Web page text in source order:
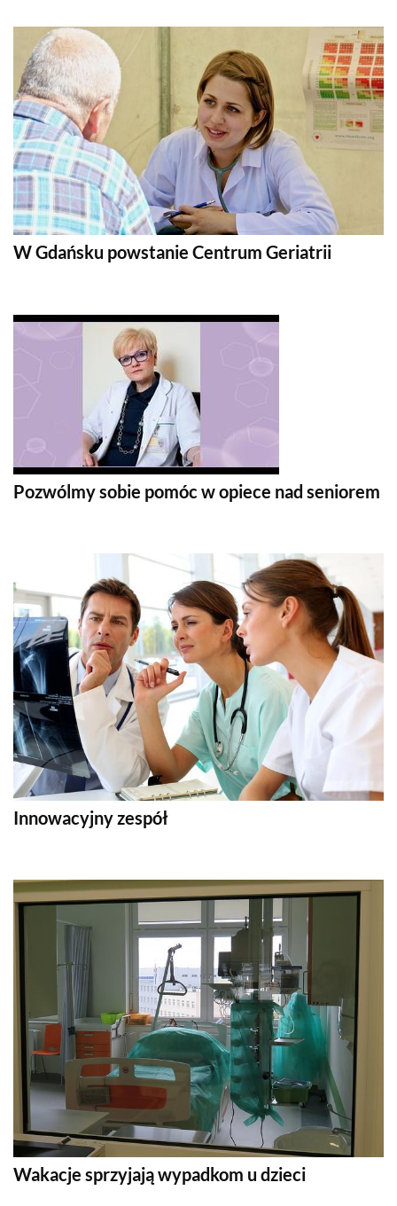
W Gdańsku powstanie Centrum Geriatrii
Pozwólmy sobie pomóc w opiece nad seniorem
Innowacyjny zespół
Wakacje sprzyjają wypadkom u dzieci